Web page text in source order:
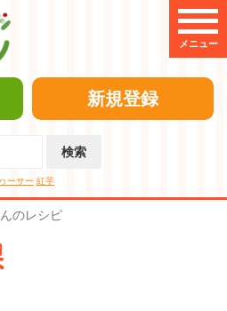
メニュー
新規登録
検索
ーサー 紅芋
のレシピ